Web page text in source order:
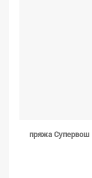
пряжа Супервош